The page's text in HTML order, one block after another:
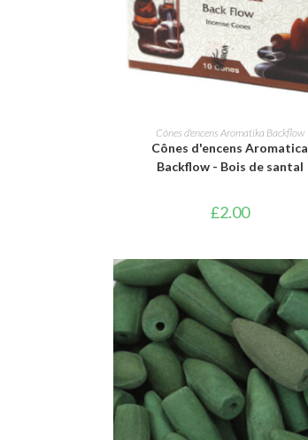
AJOUTER AU PANIER
Cônes d'encens Aromatika Backflow
Cônes d'encens Aromatica
Backflow - Bois de santal
£2.00